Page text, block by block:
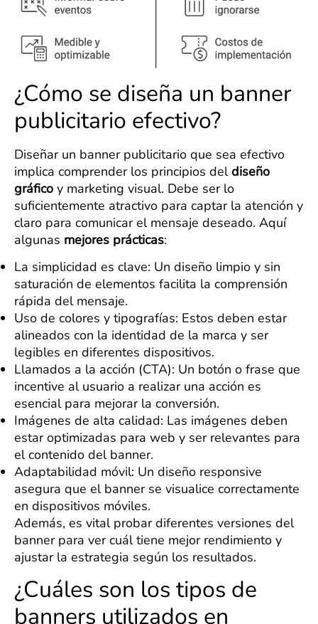
¿Cómo se diseña un banner
publicitario efectivo?
Diseñar un banner publicitario que sea efectivo
implica comprender los principios deldiseño
gráfico y marketing visual. Debe ser lo
suficientemente atractivo para captar la atención y
claro para comunicar el mensaje deseado. Aquí
algunas mejores prácticas:
La simplicidad es clave: Un diseño limpio y sin
saturación de elementos facilita la comprensión
rápida del mensaje.
Uso de colores y tipografías: Estos deben estar
alineados con la identidad de la marca y ser
legibles en diferentes dispositivos.
Llamados a la acción (CTA): Un botón o frase que
incentive al usuario a realizar una acción es
esencial para mejorar la conversión.
Imágenes de alta calidad: Las imágenes deben
estar optimizadas para web y ser relevantes para
el contenido del banner.
Adaptabilidad móvil: Un diseño responsive
asegura que el banner se visualice correctamente
en dispositivos móviles.
Además, es vital probar diferentes versiones del
banner para ver cuál tiene mejor rendimiento y
ajustar la estrategia según los resultados.
¿Cuáles son los tipos de
banners utilizados en